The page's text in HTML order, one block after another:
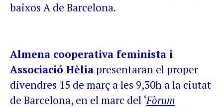
baixos A de Barcelona.
Almena cooperativa feminista i
Associació Hèliapresentaran el proper
divendres 15 de març a les 9,30h a la ciutat
de Barcelona, en el marc del ‘Fòrum